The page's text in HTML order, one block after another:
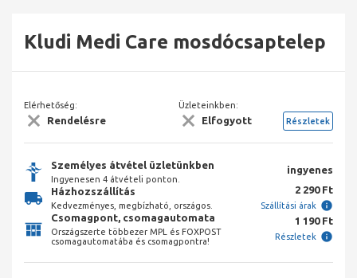
Kludi Medi Care mosdócsaptelep
Elérhetőség:
Rendelésre
Üzleteinkben:
Elfogyott Részletek
Személyes átvétel üzletünkben
Ingyenesen 4 átvételi ponton.
ingyenes
Házhozszállítás
Kedvezményes, megbízható, országos.
2 290 Ft
Szállítási árak
Csomagpont, csomagautomata
Országszerte többezer MPL és FOXPOST
csomagautomatába és csomagpontra!
1 190 Ft
Részletek